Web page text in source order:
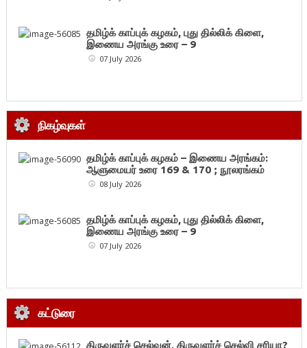
தமிழ்க் காப்புக் கழகம், புது தில்லிக் கிளை,
இணைய அரங்கு உரை – 9
07 July 2026
நிகழ்வுகள்
தமிழ்க் காப்புக் கழகம் – இணைய அரங்கம்:
ஆளுமையர் உரை 169 & 170 ; நூலரங்கம்
08 July 2026
தமிழ்க் காப்புக் கழகம், புது தில்லிக் கிளை,
இணைய அரங்கு உரை – 9
07 July 2026
கட்டுரை
திருவளர்ச் செல்வன், திருவளர்ச் செல்வி சரியா?